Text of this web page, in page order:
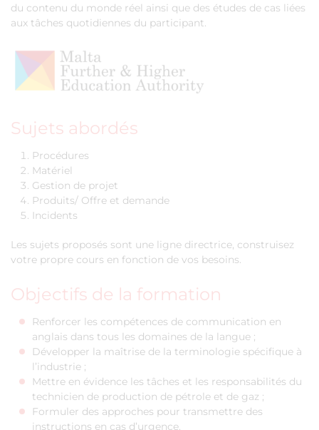
du contenu du monde réel ainsi que des études de cas liées
aux tâches quotidiennes du participant.
Sujets abordés
Procédures
Matériel
Gestion de projet
Produits/ Offre et demande
Incidents
Les sujets proposés sont une ligne directrice, construisez
votre propre cours en fonction de vos besoins.
Objectifs de la formation
Renforcer les compétences de communication en
anglais dans tous les domaines de la langue ;
Développer la maîtrise de la terminologie spécifique à
l’industrie ;
Mettre en évidence les tâches et les responsabilités du
technicien de production de pétrole et de gaz ;
Formuler des approches pour transmettre des
instructions en cas d’urgence.